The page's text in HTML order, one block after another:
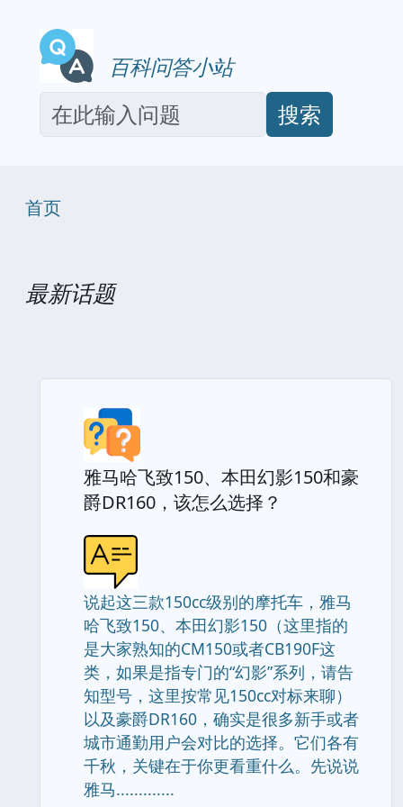
百科问答小站
搜索
首页
最新话题
雅马哈飞致150、本田幻影150和豪
爵DR160，该怎么选择？
说起这三款150cc级别的摩托车，雅马
哈飞致150、本田幻影150（这里指的
是大家熟知的CM150或者CB190F这
类，如果是指专门的“幻影”系列，请告
知型号，这里按常见150cc对标来聊）
以及豪爵DR160，确实是很多新手或者
城市通勤用户会对比的选择。它们各有
千秋，关键在于你更看重什么。先说说
雅马.............